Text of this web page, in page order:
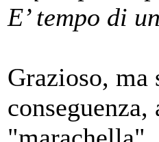
E’ tempo di
Grazioso, ma